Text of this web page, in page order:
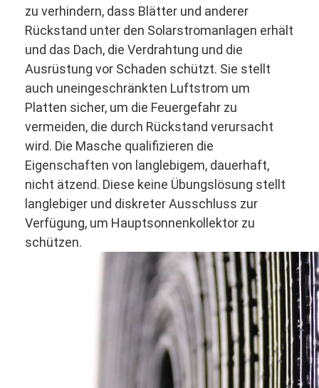
zu verhindern, dass Blätter und anderer
Rückstand unter den Solarstromanlagen erhält
und das Dach, die Verdrahtung und die
Ausrüstung vor Schaden schützt. Sie stellt
auch uneingeschränkten Luftstrom um
Platten sicher, um die Feuergefahr zu
vermeiden, die durch Rückstand verursacht
wird. Die Masche qualifizieren die
Eigenschaften von langlebigem, dauerhaft,
nicht ätzend. Diese keine Übungslösung stellt
langlebiger und diskreter Ausschluss zur
Verfügung, um Hauptsonnenkollektor zu
schützen.